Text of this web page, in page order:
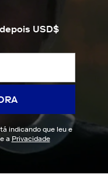
USD$
indicando que leu e
a Privacidade